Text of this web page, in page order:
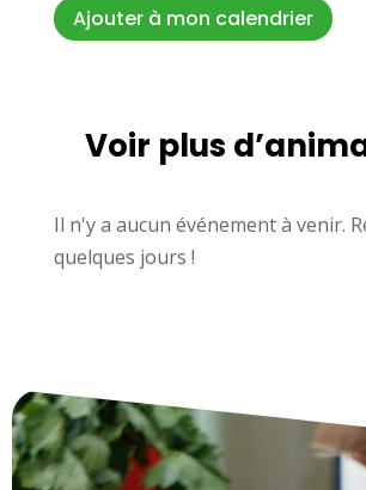
Ajouter à mon calendrier
Voir plus
Il n'y a aucun événement à venir.
quelques jours !